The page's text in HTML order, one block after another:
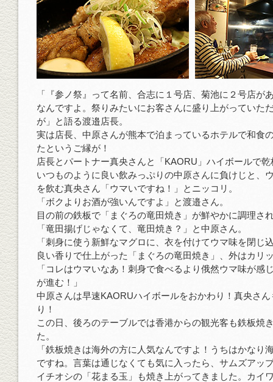
「『参ノ祭』って名前、合志に１号店、菊池に２号店が
なんですよ。祭りみたいにお客さんに盛り上がっていた
が」と語る渡邉店長。
実は店長、中原さんが熊本で泊まっているホテルで和食
たというご縁が！
店長とパートナー真央さんと「KAORU」ハイボールで乾
いつものように良い飲みっぷりの中原さんに負けじと、
を飲む真央さん「ウマいですね！」とニッコリ。
「ボクよりお酒が強いんですよ」と渡邉さん。
目の前の鉄板で「まぐろの竜田焼き」が鮮やかに調理さ
「竜田揚げじゃなくて、竜田焼き？」と中原さん。
「刺身に使う新鮮なマグロに、衣を付けてウマ味を閉じ
良い香りで仕上がった「まぐろの竜田焼き」、外はカリ
「コレはウマいなあ！刺身で食べるより俄然ウマ味が感
が進む！」
中原さんは早速KAORUハイボールをおかわり！真央さ
り！
この日、後ろのテーブルでは香港からの観光客も鉄板焼
た。
「鉄板焼きは海外の方に人気なんですよ！うちはかなり
ですね。言葉は通じなくても気に入ったら、サムズアッ
イチオシの「花まる玉」も焼き上がってきました。カイ